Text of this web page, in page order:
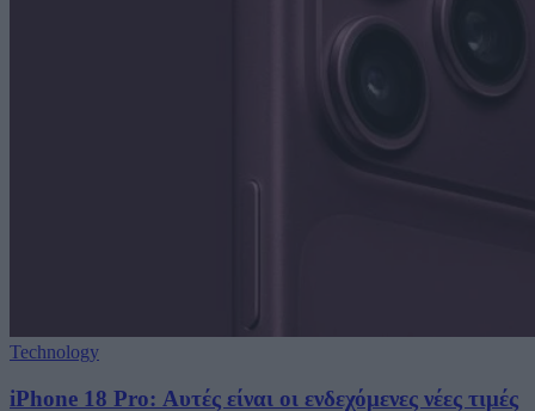
Technology
iPhone 18 Pro: Αυτές είναι οι ενδεχόμενες νέες τιμές